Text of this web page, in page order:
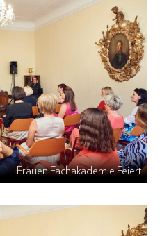
Frauen Fachakademie Feiert